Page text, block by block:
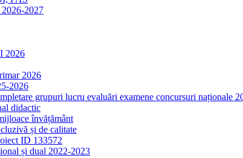
2027
2026
2026
2026
grupuri lucru evaluări examene concursuri naționale
didactic
învățământ
și de calitate
ID 133572
și dual 2022-2023